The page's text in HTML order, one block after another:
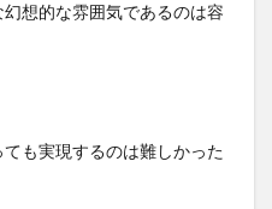
想的な雰囲気であるのは容
も実現するのは難しかった